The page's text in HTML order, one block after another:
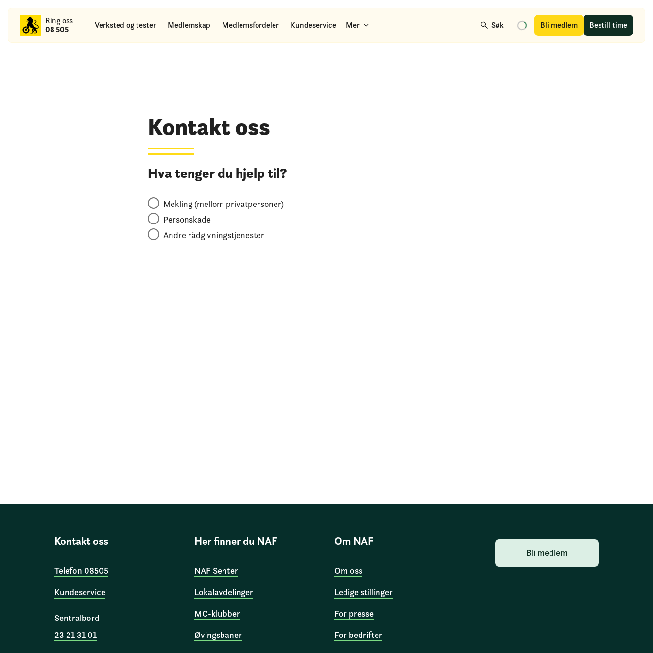
Ring oss
08 505
Verksted og tester Medlemskap Medlemsfordeler Kundeservice Mer Søk Bli medlem Bestill time
hovedinnhold
Kontakt oss
Hva tenger du hjelp til?
Mekling (mellom privatpersoner)
Personskade
Andre rådgivningstjenester
Kontakt oss
Telefon 08505
Kundeservice
Sentralbord
23 21 31 01
Her finner du NAF
NAF Senter
Lokalavdelinger
MC-klubber
Øvingsbaner
Om NAF
Om oss
Ledige stillinger
For presse
For bedrifter
Bli medlem